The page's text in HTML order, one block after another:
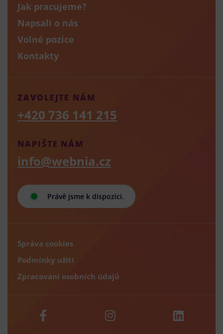
Jak pracujeme?
Napsali o nás
Volné pozice
Kontakty
Právě jsme k dispozici.
NAPIŠTE NÁM
info@webnia.cz
ZAVOLEJTE NÁM
+420 736 141 215
Správa cookies
Podmínky užití
Zpracování osobních údajů